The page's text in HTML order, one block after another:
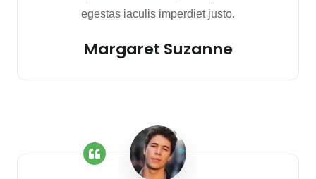
egestas iaculis imperdiet justo.
Margaret Suzanne